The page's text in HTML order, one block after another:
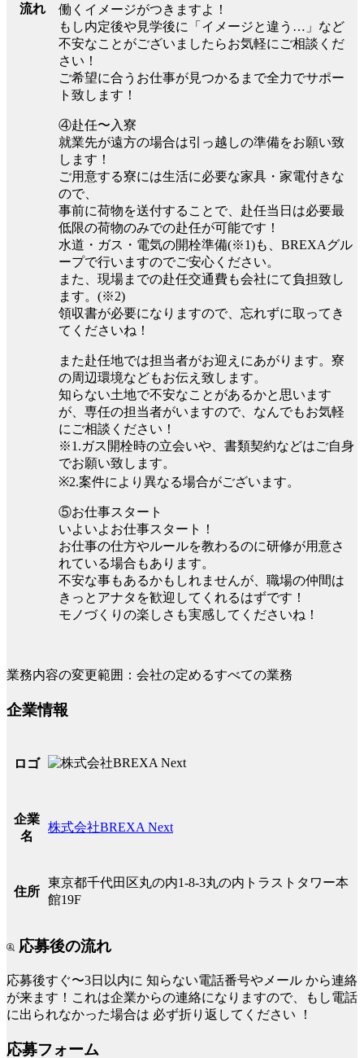
流れ
働くイメージがつきますよ！
もし内定後や見学後に「イメージと違う…」など
不安なことがございましたらお気軽にご相談くだ
さい！
ご希望に合うお仕事が見つかるまで全力でサポー
ト致します！
④赴任〜入寮
就業先が遠方の場合は引っ越しの準備をお願い致
します！
ご用意する寮には生活に必要な家具・家電付きな
ので、
事前に荷物を送付することで、赴任当日は必要最
低限の荷物のみでの赴任が可能です！
水道・ガス・電気の開栓準備(※1)も、BREXAグル
ープで行いますのでご安心ください。
また、現場までの赴任交通費も会社にて負担致し
ます。(※2)
領収書が必要になりますので、忘れずに取ってき
てくださいね！
また赴任地では担当者がお迎えにあがります。寮
の周辺環境などもお伝え致します。
知らない土地で不安なことがあるかと思います
が、専任の担当者がいますので、なんでもお気軽
にご相談ください！
※1.ガス開栓時の立会いや、書類契約などはご自身
でお願い致します。
※2.案件により異なる場合がございます。
⑤お仕事スタート
いよいよお仕事スタート！
お仕事の仕方やルールを教わるのに研修が用意さ
れている場合もあります。
不安な事もあるかもしれませんが、職場の仲間は
きっとアナタを歓迎してくれるはずです！
モノづくりの楽しさも実感してくださいね！
業務内容の変更範囲：会社の定めるすべての業務
企業情報
ロゴ
企業
名
株式会社BREXA Next
住所
東京都千代田区丸の内1-8-3丸の内トラストタワー本
館19F
応募後の流れ
応募後すぐ〜3日以内に 知らない電話番号やメール から連絡
が来ます！これは企業からの連絡になりますので、もし電話
に出られなかった場合は 必ず折り返してください ！
応募フォーム